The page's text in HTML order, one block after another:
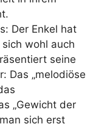
Der Enkel hat
wohl auch
seine
Das „melodiöse
„Gewicht der
sich erst